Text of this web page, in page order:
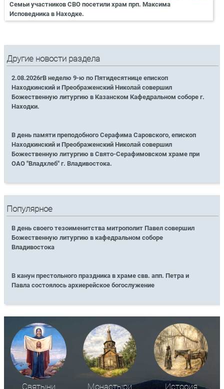
Семьи участников СВО посетили храм прп. Максима
Исповедника в Находке.
Другие новости раздела
2.08.2026гВ неделю 9-ю по Пятидесятнице епископ
Находкинский и Преображенский Николай совершил
Божественную литургию в Казанском Кафедральном соборе г.
Находки.
В день памяти преподобного Серафима Саровского, епископ
Находкинский и Преображенский Николай совершил
Божественную литургию в Свято-Серафимовском храме при
ОАО "Владхлеб" г. Владивостока.
Популярное
В день своего тезоименитства митрополит Павел совершил
Божественную литургию в кафедральном соборе
Владивостока
В канун престольного праздника в храме свв. апп. Петра и
Павла состоялось архиерейское богослужение
Святыни Монастыри История